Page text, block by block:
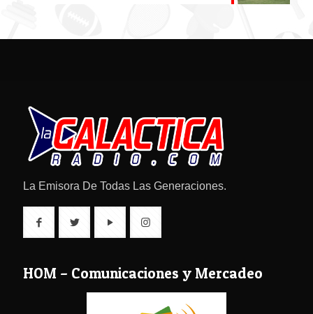
La Emisora De Todas Las Generaciones.
HOM – Comunicaciones y Mercadeo